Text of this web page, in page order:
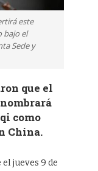
este
bajo el
Sede y
que el
como
China.
jueves 9 de